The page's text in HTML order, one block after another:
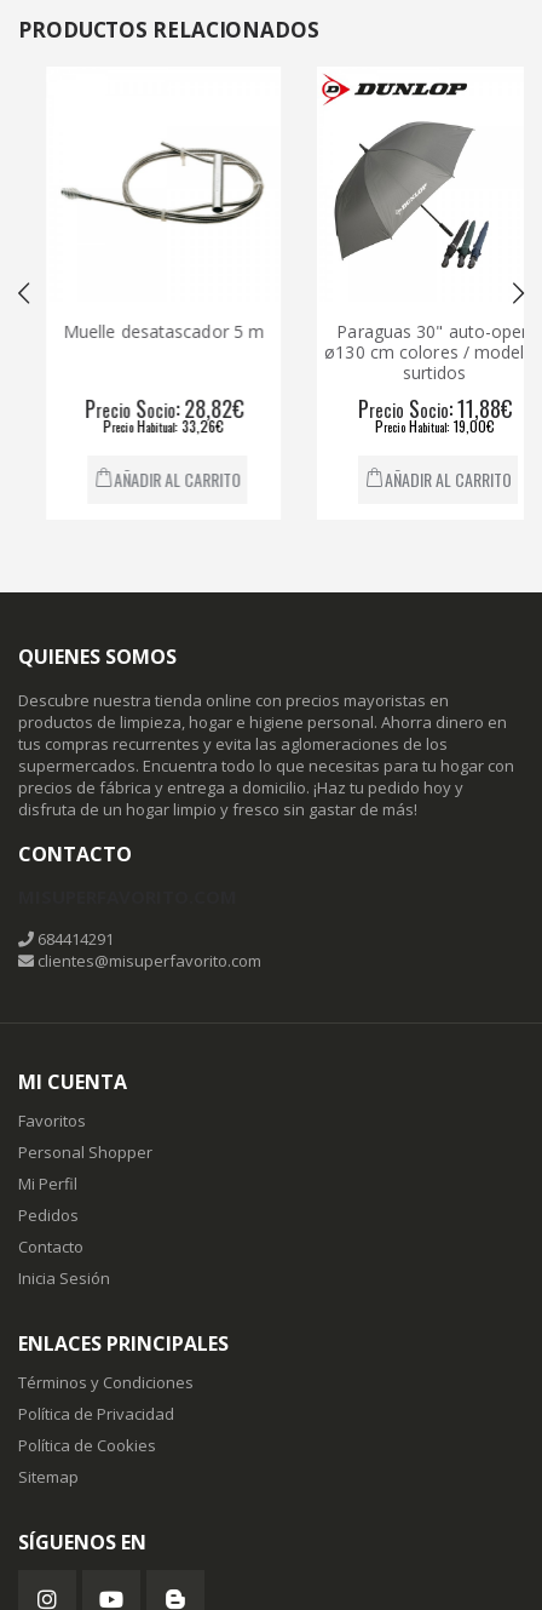
PRODUCTOS RELACIONADOS
Muelle desatascador 5 m
recioSocio: 28,82€
recioHabitual: 33,26€
AÑADIR AL CARRITO
Paraguas 30" auto-open
ø130 cm colores / modelos
surtidos
recioSocio: 11,88€
recioHabitual: 19,00€
AÑADIR AL CARRITO
QUIENES SOMOS
Descubre nuestra tienda online con precios mayoristas en
productos de limpieza, hogar e higiene personal. Ahorra dinero en
tus compras recurrentes y evita las aglomeraciones de los
supermercados. Encuentra todo lo que necesitas para tu hogar con
precios de fábrica y entrega a domicilio. ¡Haz tu pedido hoy y
disfruta de un hogar limpio y fresco sin gastar de más!
CONTACTO
684414291
clientes@misuperfavorito.com
MI CUENTA
Favoritos
Personal Shopper
Mi Perfil
Pedidos
Contacto
Inicia Sesión
ENLACES PRINCIPALES
Términos y Condiciones
Política de Privacidad
Política de Cookies
Sitemap
SÍGUENOS EN